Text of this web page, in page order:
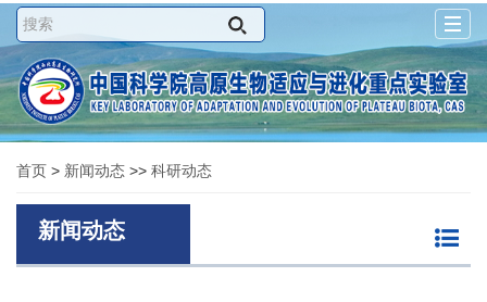
首页 > 新闻动态 >> 科研动态
新闻动态